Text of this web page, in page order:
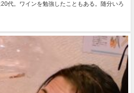
代。ワインを勉強したこともある。随分いろ